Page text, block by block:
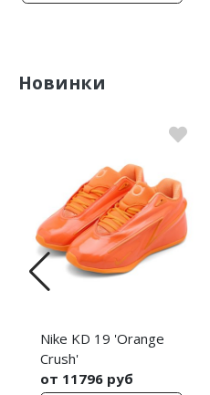
Новинки
Nike KD 19 'Orange
Crush'
от 11796 руб